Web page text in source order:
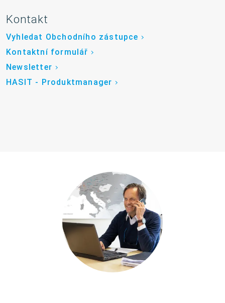
Kontakt
Vyhledat Obchodního zástupce
Kontaktní formulář
Newsletter
HASIT - Produktmanager